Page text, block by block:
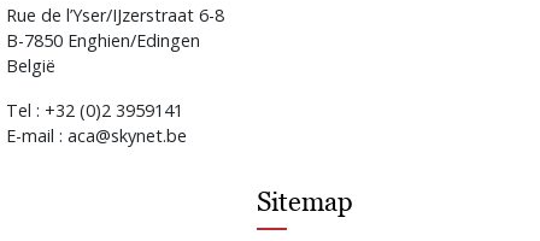
Rue de l’Yser/IJzerstraat 6-8
B-7850 Enghien/Edingen
België
Tel : +32 (0)2 3959141
E-mail : aca@skynet.be
Sitemap